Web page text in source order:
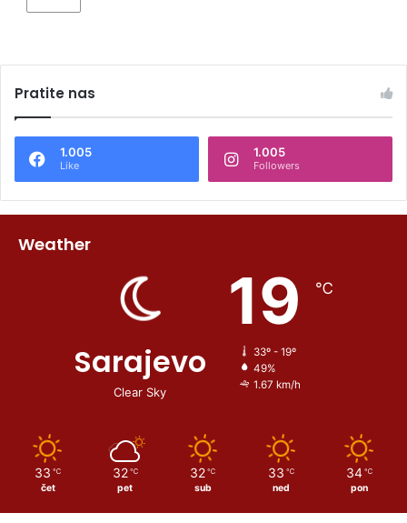
Pratite nas
1.005
Like
1.005
Followers
Weather
Sarajevo
Clear Sky
19 ℃
33º - 19º
49%
1.67 km/h
33 ℃
čet
32 ℃
pet
32 ℃
sub
33 ℃
ned
34 ℃
pon